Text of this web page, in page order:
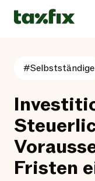
#Selbstständige
Fristen